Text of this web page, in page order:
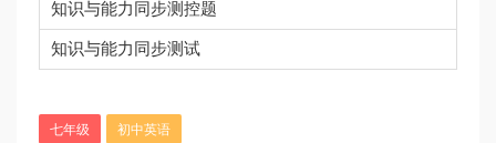
知识与能力同步测控题
知识与能力同步测试
七年级 初中英语